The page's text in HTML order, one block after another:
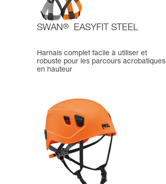
SWAN® EASYFIT STEEL
Harnais complet facile à utiliser et
robuste pour les parcours acrobatiques
en hauteur